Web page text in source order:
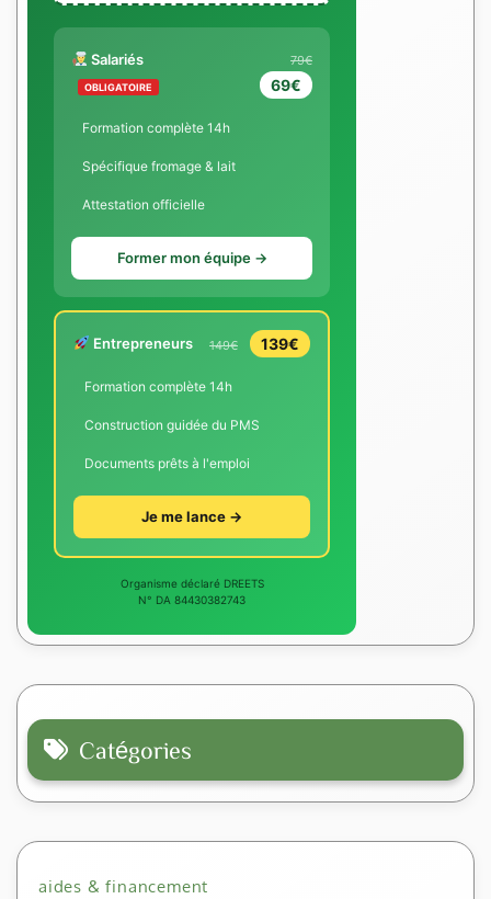
Salariés
OBLIGATOIRE
79€
69€
Formation complète 14h
Spécifique fromage & lait
Attestation officielle
Former mon équipe →
Entrepreneurs 149€ 139€
Formation complète 14h
Construction guidée du PMS
Documents prêts à l'emploi
Je me lance →
Organisme déclaré DREETS
N° DA 84430382743
Catégories
aides & financement